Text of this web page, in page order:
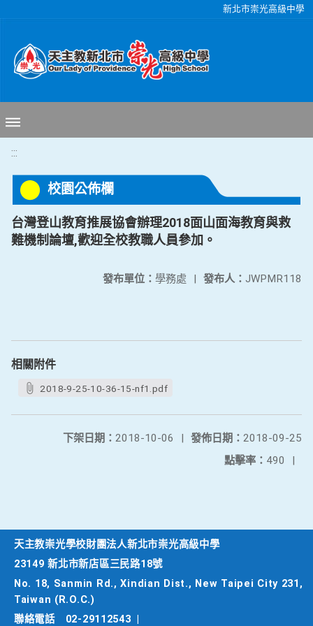
新北市崇光高級中學
:::
校園公佈欄
台灣登山教育推展協會辦理2018面山面海教育與救
難機制論壇,歡迎全校教職人員參加。
發布人： JWPMR118
發布單位： 學務處 |
相關附件
2018-9-25-10-36-15-nf1.pdf
發佈日期： 2018-09-25
下架日期： 2018-10-06
|
點擊率： 490 |
天主教崇光學校財團法人新北市崇光高級中學
23149 新北市新店區三民路18號
No. 18, Sanmin Rd., Xindian Dist., New Taipei City 231,
Taiwan (R.O.C.)
聯絡電話
02-29112543